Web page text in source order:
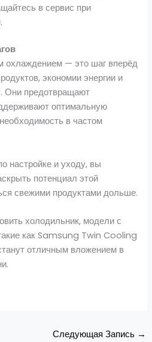
в сервис при
охлаждением — это шаг вперёд
экономии энергии и
Они предотвращают
оптимальную
в частом
настройке и уходу, вы
потенциал этой
свежими продуктами дольше.
холодильник, модели с
как Samsung Twin Cooling
отличным вложением в
Следующая Запись →